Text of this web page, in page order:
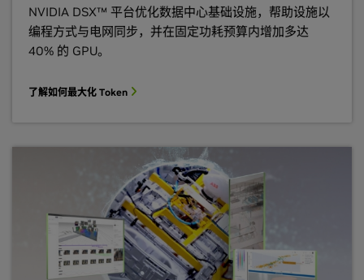
NVIDIA DSX™ 平台优化数据中心基础设施，帮助设施以
编程方式与电网同步，并在固定功耗预算内增加多达
40% 的 GPU。
了解如何最大化 Token